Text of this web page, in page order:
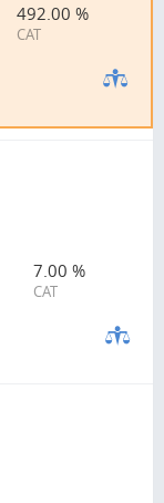
492.00 %
CAT
7.00 %
CAT